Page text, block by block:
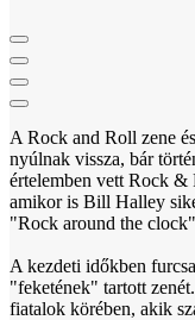
A Rock and Roll zene
nyúlnak vissza, bár
értelemben vett Rock &
amikor is Bill Halley
"Rock around the
A kezdeti időkben
"feketének" tartott
fiatalok körében, akik